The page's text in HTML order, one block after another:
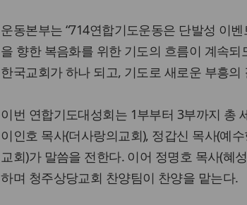
운동본부는 “714연합기도운동은 단발성 이
을 향한 복음화를 위한 기도의 흐름이 계속되
한국교회가 하나 되고, 기도로 새로운 부흥
이번 연합기도대성회는 1부부터 3부까지 총
이인호 목사(더사랑의교회), 정갑신 목사(예
교회)가 말씀을 전한다. 이어 정명호 목사(혜
하며 청주상당교회 찬양팀이 찬양을 맡는다.